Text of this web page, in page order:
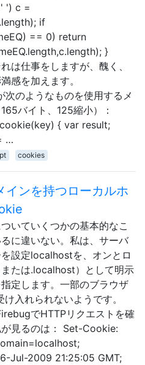
') c =
if
== 0) return
}
は仕事をしますが、醜く、
感を加えます。
のようなものを使用するメ
バイト、125縮小）：
{ var result;
…
cookies
インを持つローカルホ
いていくつかの基本的なこ
に違いない。私は、サーバ
設定localhostを、オンとロ
たは.localhost）として明示
定します。一部のブラウザ
入れられないようです。
でHTTPリクエストを確
見るのは： Set-Cookie:
Jul-2009 21:25:05 GMT;